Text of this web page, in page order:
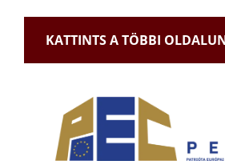
KATTINTS A TÖBBI